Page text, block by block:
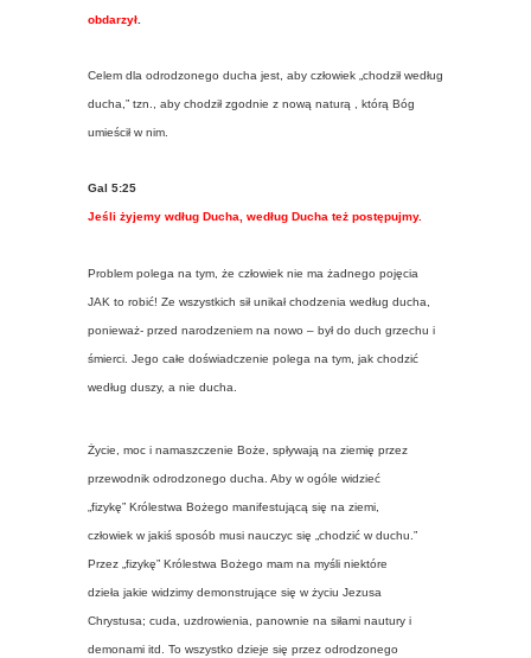
obdarzył.
Celem dla odrodzonego ducha jest, aby człowiek „chodził według
ducha,” tzn., aby chodził zgodnie z nową naturą , którą Bóg
umieścił w nim.
Gal 5:25
Jeśli żyjemy wdług Ducha, według Ducha też postępujmy.
Problem polega na tym, że człowiek nie ma żadnego pojęcia
JAK to robić! Ze wszystkich sił unikał chodzenia według ducha,
ponieważ- przed narodzeniem na nowo – był do duch grzechu i
śmierci. Jego całe doświadczenie polega na tym, jak chodzić
według duszy, a nie ducha.
Życie, moc i namaszczenie Boże, spływają na ziemię przez
przewodnik odrodzonego ducha. Aby w ogóle widzieć
„fizykę” Królestwa Bożego manifestującą się na ziemi,
człowiek w jakiś sposób musi nauczyc się „chodzić w duchu.”
Przez „fizykę” Królestwa Bożego mam na myśli niektóre
dzieła jakie widzimy demonstrujące się w życiu Jezusa
Chrystusa; cuda, uzdrowienia, panownie na siłami nautury i
demonami itd. To wszystko dzieje się przez odrodzonego